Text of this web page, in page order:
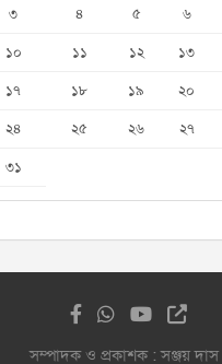
৩ ৪ ৫ ৬
১০ ১১ ১২ ১৩
১৭ ১৮ ১৯ ২০
২৪ ২৫ ২৬ ২৭
৩১
সম্পাদক ও প্রকাশক : সঞ্জয় দাস